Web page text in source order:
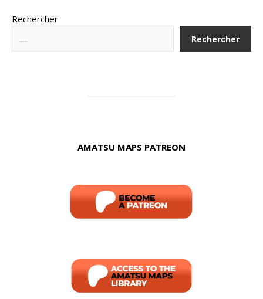
Rechercher
Rechercher
AMATSU MAPS PATREON